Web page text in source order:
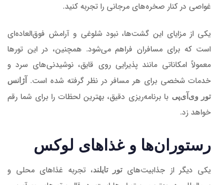
غواصی در کنار صخره‌های مرجانی را تجربه کنید.
یکی از مزایای این گشت‌ها، نبود شلوغی و آرامش فوق‌العاده‌ای
است که برای مسافران فراهم می‌شود. همچنین، در این تورها
معمولاً امکاناتی مانند پذیرایی روی قایق، نوشیدنی‌های سرد و
خدمات شخصی برای هر مسافر در نظر گرفته شده است.
آژانس
تور وی‌آی‌پی با برنامه‌ریزی دقیق، بهترین لحظات را برای شما رقم
خواهد زد.
رستوران‌ها و غذاهای لوکس
یکی دیگر از جذابیت‌هایتور تایلند، تجربه غذاهای محلی و